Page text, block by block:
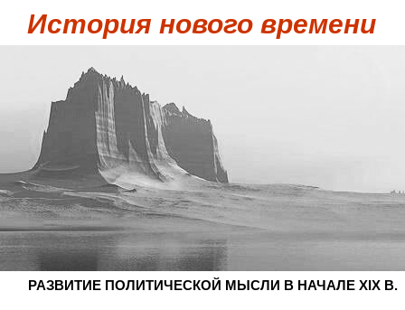
История нового времени
РАЗВИТИЕ ПОЛИТИЧЕСКОЙ МЫСЛИ В НАЧАЛЕ XIX В.